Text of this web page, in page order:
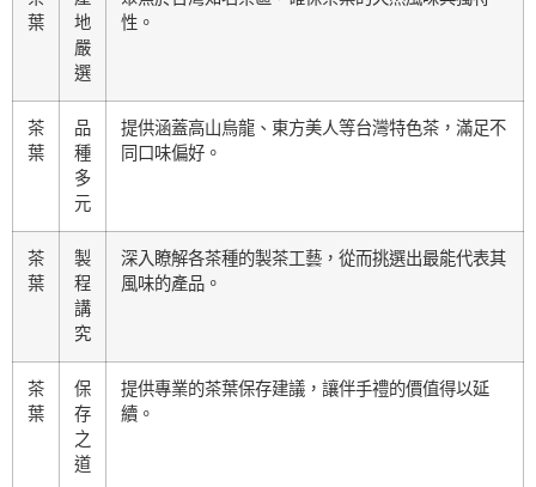
葉
地
嚴
選
性。
茶
葉
品
種
多
元
提供涵蓋高山烏龍、東方美人等台灣特色茶，滿足不
同口味偏好。
茶
葉
製
程
講
究
深入瞭解各茶種的製茶工藝，從而挑選出最能代表其
風味的產品。
茶
葉
保
存
之
道
提供專業的茶葉保存建議，讓伴手禮的價值得以延
續。